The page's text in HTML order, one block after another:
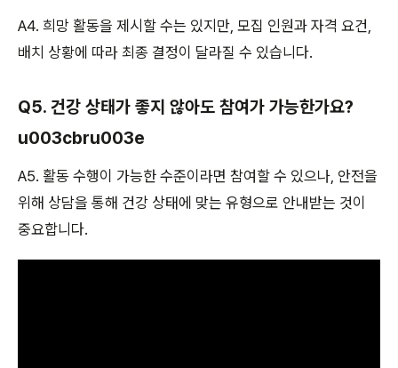
A4. 희망 활동을 제시할 수는 있지만, 모집 인원과 자격 요건,
배치 상황에 따라 최종 결정이 달라질 수 있습니다.
Q5. 건강 상태가 좋지 않아도 참여가 가능한가요?
u003cbru003e
A5. 활동 수행이 가능한 수준이라면 참여할 수 있으나, 안전을
위해 상담을 통해 건강 상태에 맞는 유형으로 안내받는 것이
중요합니다.